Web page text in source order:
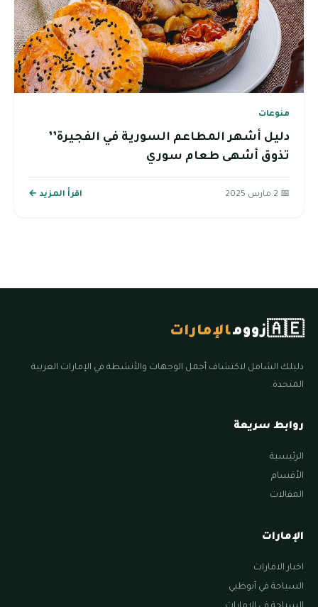
منوعات
دليل أشهر المطاعم السورية في الفجيرة’’
تذوق أشهى طعام سوري
📅 2 مارس 2025 اقرأ المزيد ←
🇦🇪زوومالإمارات
دليلك الشامل لاكتشاف أجمل الوجهات والأنشطة في الإمارات العربية
المتحدة.
روابط سريعة
الرئيسية
الأقسام
المقالات
الإمارات
اخبار الامارات
السياحة في أبوظبي